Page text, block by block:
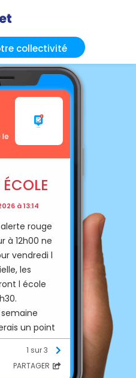
collectivité
le
à 13:14
rouge
à 12h00 ne
vendredi l
les
l école
un point
dimanche
et en
1 sur 3
PARTAGER